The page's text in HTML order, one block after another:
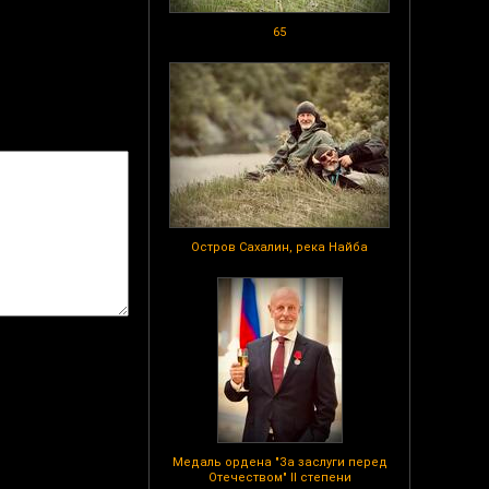
65
Остров Сахалин, река Найба
Медаль ордена "За заслуги перед
Отечеством" II степени